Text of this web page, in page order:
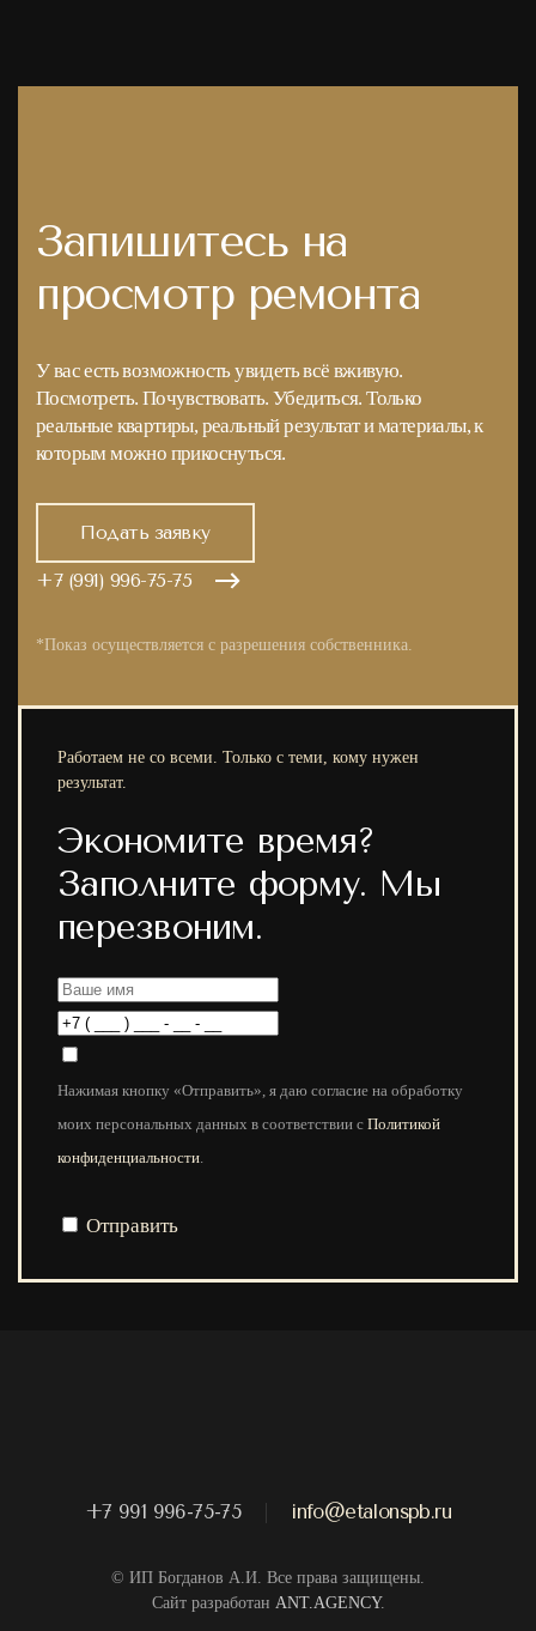
Запишитесь на
просмотр ремонта
У вас есть возможность увидеть всё вживую.
Посмотреть. Почувствовать. Убедиться. Только
реальные квартиры, реальный результат и материалы, к
которым можно прикоснуться.
Подать заявку
+7 (991) 996-75-75
*Показ осуществляется с разрешения собственника.
Работаем не со всеми. Только с теми, кому нужен
результат.
Экономите время?
Заполните форму. Мы
перезвоним.
Нажимая кнопку «Отправить», я даю согласие на обработку
моих персональных данных в соответствии с Политикой
конфиденциальности.
Отправить
+7 991 996-75-75 info@etalonspb.ru
© ИП Богданов А.И. Все права защищены.
Сайт разработан ANT.AGENCY.